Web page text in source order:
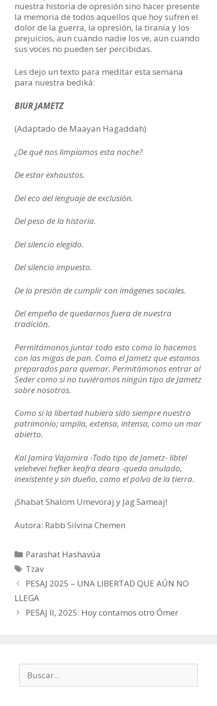
nuestra historia de opresión sino hacer presente
la memoria de todos aquellos que hoy sufren el
dolor de la guerra, la opresión, la tiranía y los
prejuicios, aun cuando nadie los ve, aun cuando
sus voces no pueden ser percibidas.
Les dejo un texto para meditar esta semana
para nuestra bediká:
BIUR JAMETZ
(Adaptado de Maayan Hagaddah)
¿De qué nos limpiamos esta noche?
De estar exhaustos.
Del eco del lenguaje de exclusión.
Del peso de la historia.
Del silencio elegido.
Del silencio impuesto.
De la presión de cumplir con imágenes sociales.
Del empeño de quedarnos fuera de nuestra
tradición.
Permitámonos juntar todo esto como lo hacemos
con las migas de pan. Como el Jametz que estamos
preparados para quemar. Permitámonos entrar al
Seder como si no tuviéramos ningún tipo de Jametz
sobre nosotros.
Como si la libertad hubiera sido siempre nuestro
patrimonio; amplia, extensa, intensa, como un mar
abierto.
Kal Jamira Vajamira -Todo tipo de Jametz- libtel
velehevei hefker keafra deara -queda anulado,
inexistente y sin dueño, como el polvo de la tierra.
¡Shabat Shalom Umevoraj y Jag Sameaj!
Autora: Rabb Silvina Chemen
Categorías
Parashat Hashavúa
Etiquetas
Tzav
PESAJ 2025 – UNA LIBERTAD QUE AÚN NO
LLEGA
PESAJ II, 2025: Hoy contamos otro Ómer